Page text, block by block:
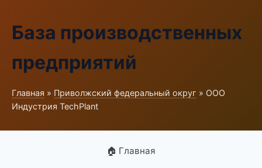
База производственных
предприятий
Главная » Приволжский федеральный округ » ООО
Индустрия TechPlant
🏠 Главная